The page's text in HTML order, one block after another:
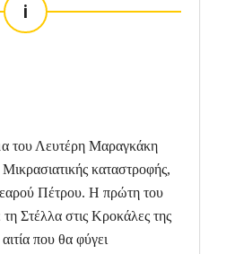
i
του Λευτέρη Μαραγκάκη
Μικρασιατικής καταστροφής,
Πέτρου. Η πρώτη του
Στέλλα στις Κροκάλες της
που θα φύγει